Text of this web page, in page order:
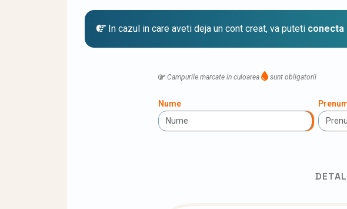
In cazul in care aveti deja un cont creat, va puteti conecta
Campurile marcate in culoarea sunt obligatorii
Nume